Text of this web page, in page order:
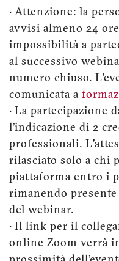
• Attenzione: la
avvisi almeno 24
impossibilità a
al successivo
numero chiuso.
comunicata a
• La partecipazione
l’indicazione di 2
professionali.
rilasciato solo a chi
piattaforma entro i
rimanendo
del webinar.
• Il link per il
online Zoom verrà